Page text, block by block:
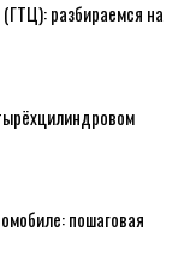
разбираемся на
пошаговая